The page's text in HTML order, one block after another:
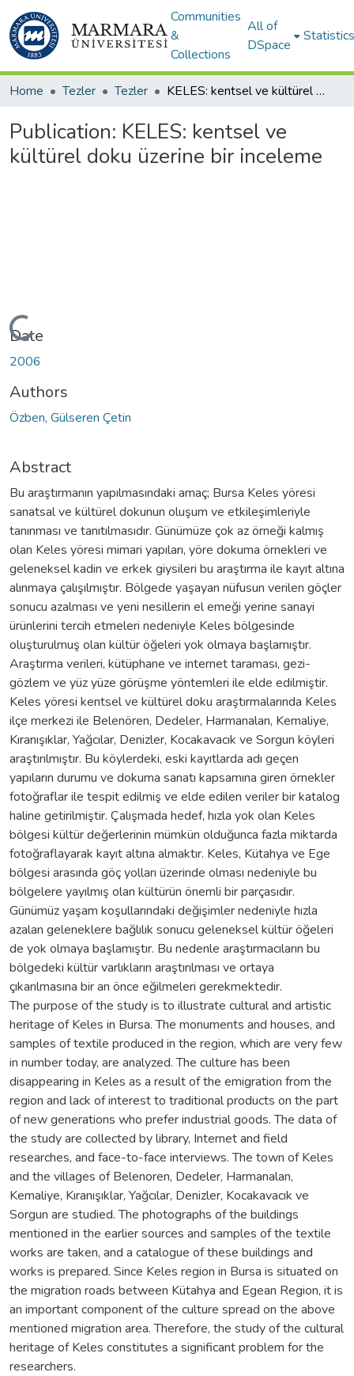
Communities
&
Collections
All of
DSpace
Statistics
Home Tezler Tezler KELES: kentsel ve kültürel doku üzerine bir inceleme
Publication: KELES: kentsel ve
kültürel doku üzerine bir inceleme
Loading...
Date
2006
Authors
Özben, Gülseren Çetin
Abstract
Bu araştırmanın yapılmasındaki amaç; Bursa Keles yöresi
sanatsal ve kültürel dokunun oluşum ve etkileşimleriyle
tanınması ve tanıtılmasıdır. Günümüze çok az örneği kalmış
olan Keles yöresi mimari yapıları, yöre dokuma örnekleri ve
geleneksel kadin ve erkek giysileri bu araştırma ile kayıt altına
alınmaya çalışılmıştır. Bölgede yaşayan nüfusun verilen göçler
sonucu azalması ve yeni nesillerin el emeği yerine sanayi
ürünlerini tercih etmeleri nedeniyle Keles bölgesinde
oluşturulmuş olan kültür öğeleri yok olmaya başlamıştır.
Araştırma verileri, kütüphane ve internet taraması, gezi-
gözlem ve yüz yüze görüşme yöntemleri ile elde edilmiştir.
Keles yöresi kentsel ve kültürel doku araştırmalarında Keles
ilçe merkezi ile Belenören, Dedeler, Harmanalan, Kemaliye,
Kıranışıklar, Yağcılar, Denizler, Kocakavacık ve Sorgun köyleri
araştırılmıştır. Bu köylerdeki, eski kayıtlarda adı geçen
yapıların durumu ve dokuma sanatı kapsamına giren örnekler
fotoğraflar ile tespit edilmiş ve elde edilen veriler bir katalog
haline getirilmiştir. Çalışmada hedef, hızla yok olan Keles
bölgesi kültür değerlerinin mümkün olduğunca fazla miktarda
fotoğraflayarak kayıt altına almaktır. Keles, Kütahya ve Ege
bölgesi arasında göç yolları üzerinde olması nedeniyle bu
bölgelere yayılmış olan kültürün önemli bir parçasıdır.
Günümüz yaşam koşullarındaki değişimler nedeniyle hızla
azalan geleneklere bağlılık sonucu geleneksel kültür öğeleri
de yok olmaya başlamıştır. Bu nedenle araştırmacıların bu
bölgedeki kültür varlıkların araştırılması ve ortaya
çıkarılmasına bir an önce eğilmeleri gerekmektedir.
The purpose of the study is to illustrate cultural and artistic
heritage of Keles in Bursa. The monuments and houses, and
samples of textile produced in the region, which are very few
in number today, are analyzed. The culture has been
disappearing in Keles as a result of the emigration from the
region and lack of interest to traditional products on the part
of new generations who prefer industrial goods. The data of
the study are collected by library, Internet and field
researches, and face-to-face interviews. The town of Keles
and the villages of Belenoren, Dedeler, Harmanalan,
Kemaliye, Kıranışıklar, Yağcılar, Denizler, Kocakavacık ve
Sorgun are studied. The photographs of the buildings
mentioned in the earlier sources and samples of the textile
works are taken, and a catalogue of these buildings and
works is prepared. Since Keles region in Bursa is situated on
the migration roads between Kütahya and Egean Region, it is
an important component of the culture spread on the above
mentioned migration area. Therefore, the study of the cultural
heritage of Keles constitutes a significant problem for the
researchers.